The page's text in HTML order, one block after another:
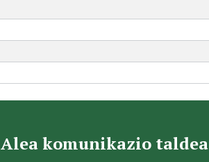
komunikazio taldea